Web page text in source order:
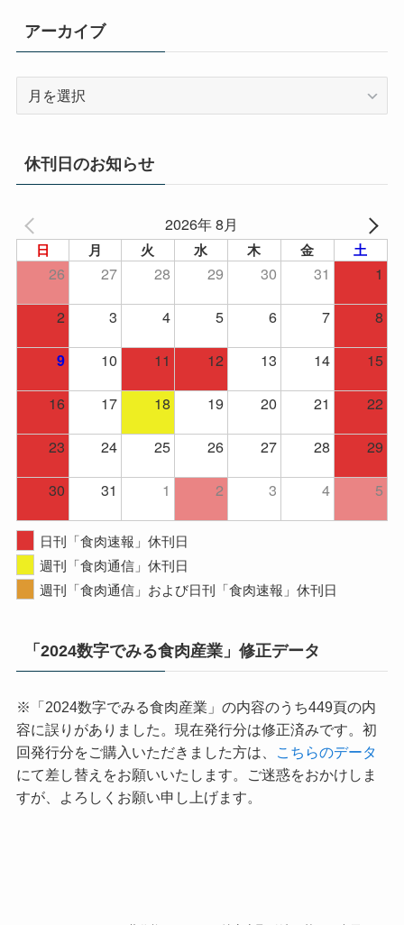
アーカイブ
イ
ブ
休刊日のお知らせ
2026年 8月
日 月 火 水 木 金 土
26 27 28 29 30 31
1
2
3 4 5 6 7 8
9 10 11 12 13 14
15
16
17 18 19 20 21
22
23
24 25 26 27 28
29
30
31 1 2 3 4 5
日刊「食肉速報」休刊日
週刊「食肉通信」休刊日
週刊「食肉通信」および日刊「食肉速報」休刊日
「2024数字でみる食肉産業」修正データ
※「2024数字でみる食肉産業」の内容のうち449頁の内
容に誤りがありました。現在発行分は修正済みです。初
回発行分をご購入いただきました方は、
こちらのデータ
にて差し替えをお願いいたします。ご迷惑をおかけしま
すが、よろしくお願い申し上げます。